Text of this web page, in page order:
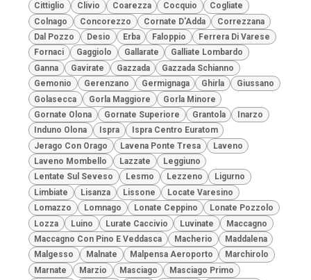
Cittiglio
Clivio Coarezza Cocquio
Cogliate
Colnago
Concorezzo Cornate D'Adda
Correzzana
Dal Pozzo
Desio Erba Faloppio
Ferrera Di Varese
Fornaci
Gaggiolo Gallarate
Galliate Lombardo
Ganna
Gavirate Gazzada
Gazzada Schianno
Gemonio
Gerenzano Germignaga Ghirla
Giussano
Golasecca
Gorla Maggiore
Gorla Minore
Gornate Olona
Gornate Superiore Grantola
Inarzo
Induno Olona
Ispra
Ispra Centro Euratom
Jerago Con Orago
Lavena Ponte Tresa
Laveno
Laveno Mombello
Lazzate
Leggiuno
Lentate Sul Seveso
Lesmo Lezzeno
Ligurno
Limbiate
Lisanza Lissone
Locate Varesino
Lomazzo
Lomnago Lonate Ceppino
Lonate Pozzolo
Lozza
Luino Lurate Caccivio Luvinate
Maccagno
Maccagno Con Pino E Veddasca
Macherio
Maddalena
Malgesso
Malnate Malpensa Aeroporto
Marchirolo
Marnate
Marzio Masciago
Masciago Primo